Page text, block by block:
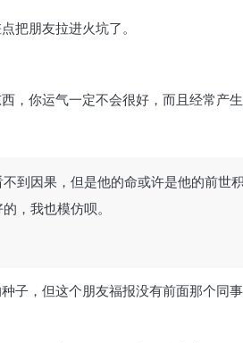
把朋友拉进火坑了。
，你运气一定不会很好，而且经常产生
到因果，但是他的命或许是他的前世
，我也模仿呗。
子，但这个朋友福报没有前面那个同